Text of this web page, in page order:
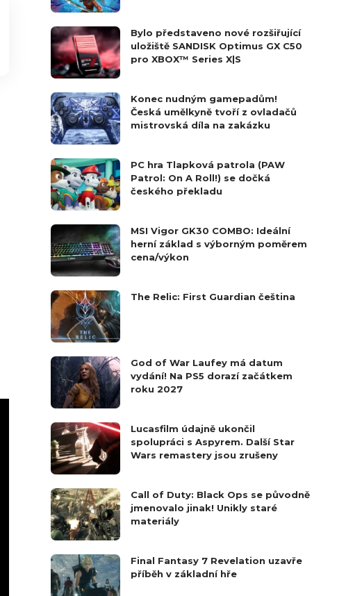
Bylo představeno nové rozšiřující
uložiště SANDISK Optimus GX C50
pro XBOX™ Series X|S
Konec nudným gamepadům!
Česká umělkyně tvoří z ovladačů
mistrovská díla na zakázku
PC hra Tlapková patrola (PAW
Patrol: On A Roll!) se dočká
českého překladu
MSI Vigor GK30 COMBO: Ideální
herní základ s výborným poměrem
cena/výkon
The Relic: First Guardian čeština
God of War Laufey má datum
vydání! Na PS5 dorazí začátkem
roku 2027
Lucasfilm údajně ukončil
spolupráci s Aspyrem. Další Star
Wars remastery jsou zrušeny
Call of Duty: Black Ops se původně
jmenovalo jinak! Unikly staré
materiály
Final Fantasy 7 Revelation uzavře
příběh v základní hře